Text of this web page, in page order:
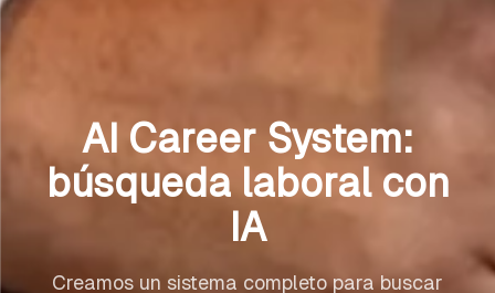
AI Career System:
búsqueda laboral con
IA
Creamos un sistema completo para buscar